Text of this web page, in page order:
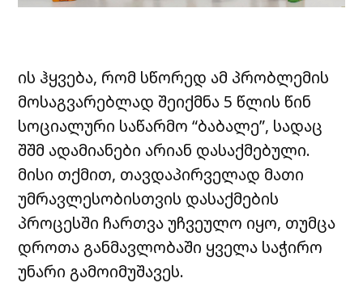
ის ჰყვება, რომ სწორედ ამ პრობლემის
მოსაგვარებლად შეიქმნა 5 წლის წინ
სოციალური საწარმო “ბაბალე”, სადაც
შშმ ადამიანები არიან დასაქმებული.
მისი თქმით, თავდაპირველად მათი
უმრავლესობისთვის დასაქმების
პროცესში ჩართვა უჩვეულო იყო, თუმცა
დროთა განმავლობაში ყველა საჭირო
უნარი გამოიმუშავეს.